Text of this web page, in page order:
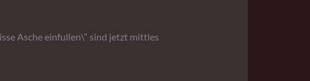
Asche einfullen\“ sind jetzt mittles